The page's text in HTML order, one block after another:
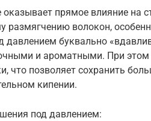
прямое влияние на
размягчению волокон,
давлением буквально
и ароматными. При этом
что позволяет сохранить
кипении.
под давлением: